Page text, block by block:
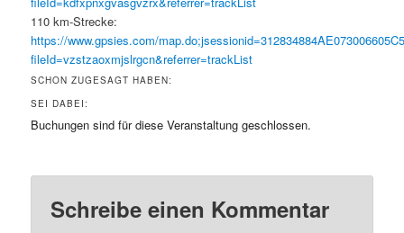
110 km-Strecke:
https://www.gpsies.com/
fileId=vzstzaoxmjslrgcn&referrer=trackList
SCHON ZUGESAGT HABEN:
SEI DABEI:
Buchungen sind für diese Veranstaltung geschlossen.
Schreibe einen Kommentar